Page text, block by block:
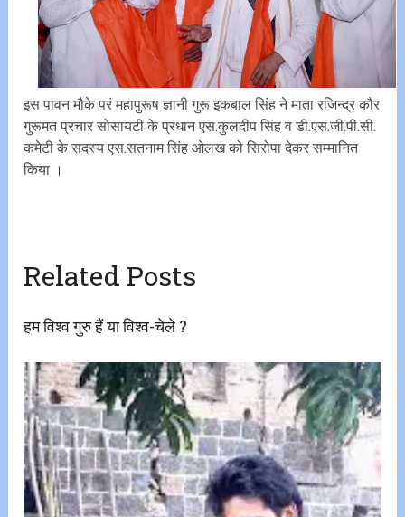
इस पावन मौके परं महापुरूष ज्ञानी गुरू इकबाल सिंह ने माता रजिन्द्र कौर
गुरूमत प्रचार सोसायटी के प्रधान एस.कुलदीप सिंह व डी.एस.जी.पी.सी.
कमेटी के सदस्य एस.सतनाम सिंह ओलख को सिरोपा देकर सम्मानित
किया ।
Related Posts
हम विश्व गुरु हैं या विश्व-चेले ?